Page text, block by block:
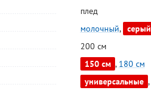
плед
молочный, серый
200 см
150 см , 180 см
универсальные ,